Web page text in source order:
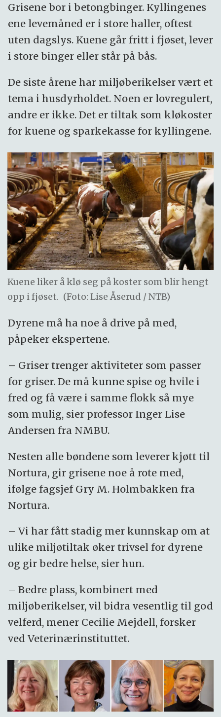
Grisene bor i betongbinger. Kyllingenes
ene levemåned er i store haller, oftest
uten dagslys. Kuene går fritt i fjøset, lever
i store binger eller står på bås.
De siste årene har miljøberikelser vært et
tema i husdyrholdet. Noen er lovregulert,
andre er ikke. Det er tiltak som kløkoster
for kuene og sparkekasse for kyllingene.
Kuene liker å klø seg på koster som blir hengt
opp i fjøset. (Foto: Lise Åserud / NTB)
Dyrene må ha noe å drive på med,
påpeker ekspertene.
– Griser trenger aktiviteter som passer
for griser. De må kunne spise og hvile i
fred og få være i samme flokk så mye
som mulig, sier professor Inger Lise
Andersen fra NMBU.
Nesten alle bøndene som leverer kjøtt til
Nortura, gir grisene noe å rote med,
ifølge fagsjef Gry M. Holmbakken fra
Nortura.
– Vi har fått stadig mer kunnskap om at
ulike miljøtiltak øker trivsel for dyrene
og gir bedre helse, sier hun.
– Bedre plass, kombinert med
miljøberikelser, vil bidra vesentlig til god
velferd, mener Cecilie Mejdell, forsker
ved Veterinærinstituttet.